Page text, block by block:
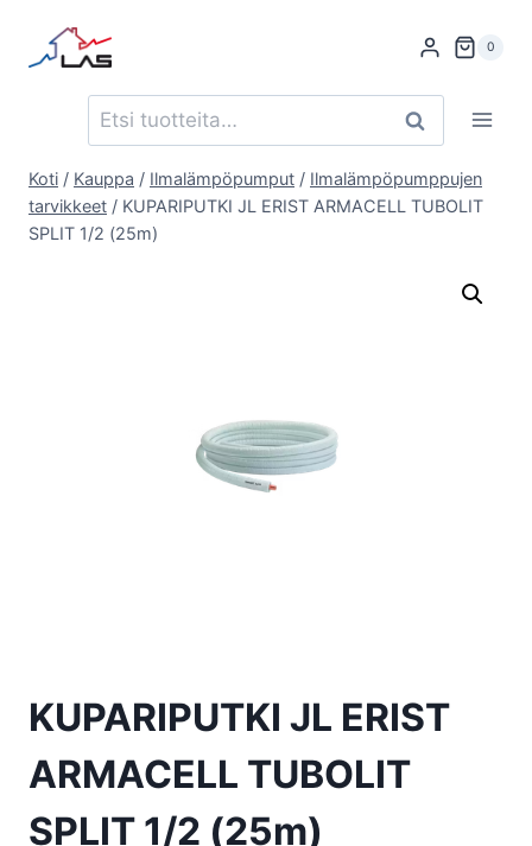
sisältöön
0
Etsi: Haku
Koti / Kauppa / Ilmalämpöpumput / Ilmalämpöpumppujen
tarvikkeet / KUPARIPUTKI JL ERIST ARMACELL TUBOLIT
SPLIT 1/2 (25m)
KUPARIPUTKI JL ERIST
ARMACELL TUBOLIT
SPLIT 1/2 (25m)